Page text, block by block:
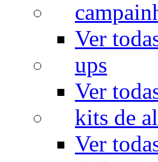
Ver
ups
Ver
kits de
Ver